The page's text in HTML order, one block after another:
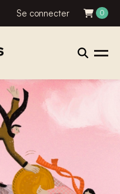
Se connecter 0